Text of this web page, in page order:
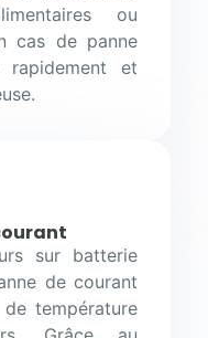
ou
cas de panne
et
sur batterie
de courant
température